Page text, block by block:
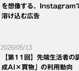
を想像する。Instagram
溶け込む広告
2026/05/13
【第11回】先端生活者の
成AI×買物」の利用動向